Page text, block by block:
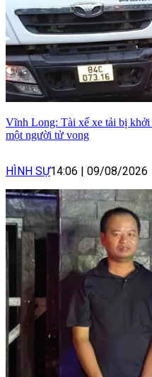
Vĩnh Long: Tài xế xe tải bị
một người tử vong
HÌNH SỰ14:06 09/08/2026